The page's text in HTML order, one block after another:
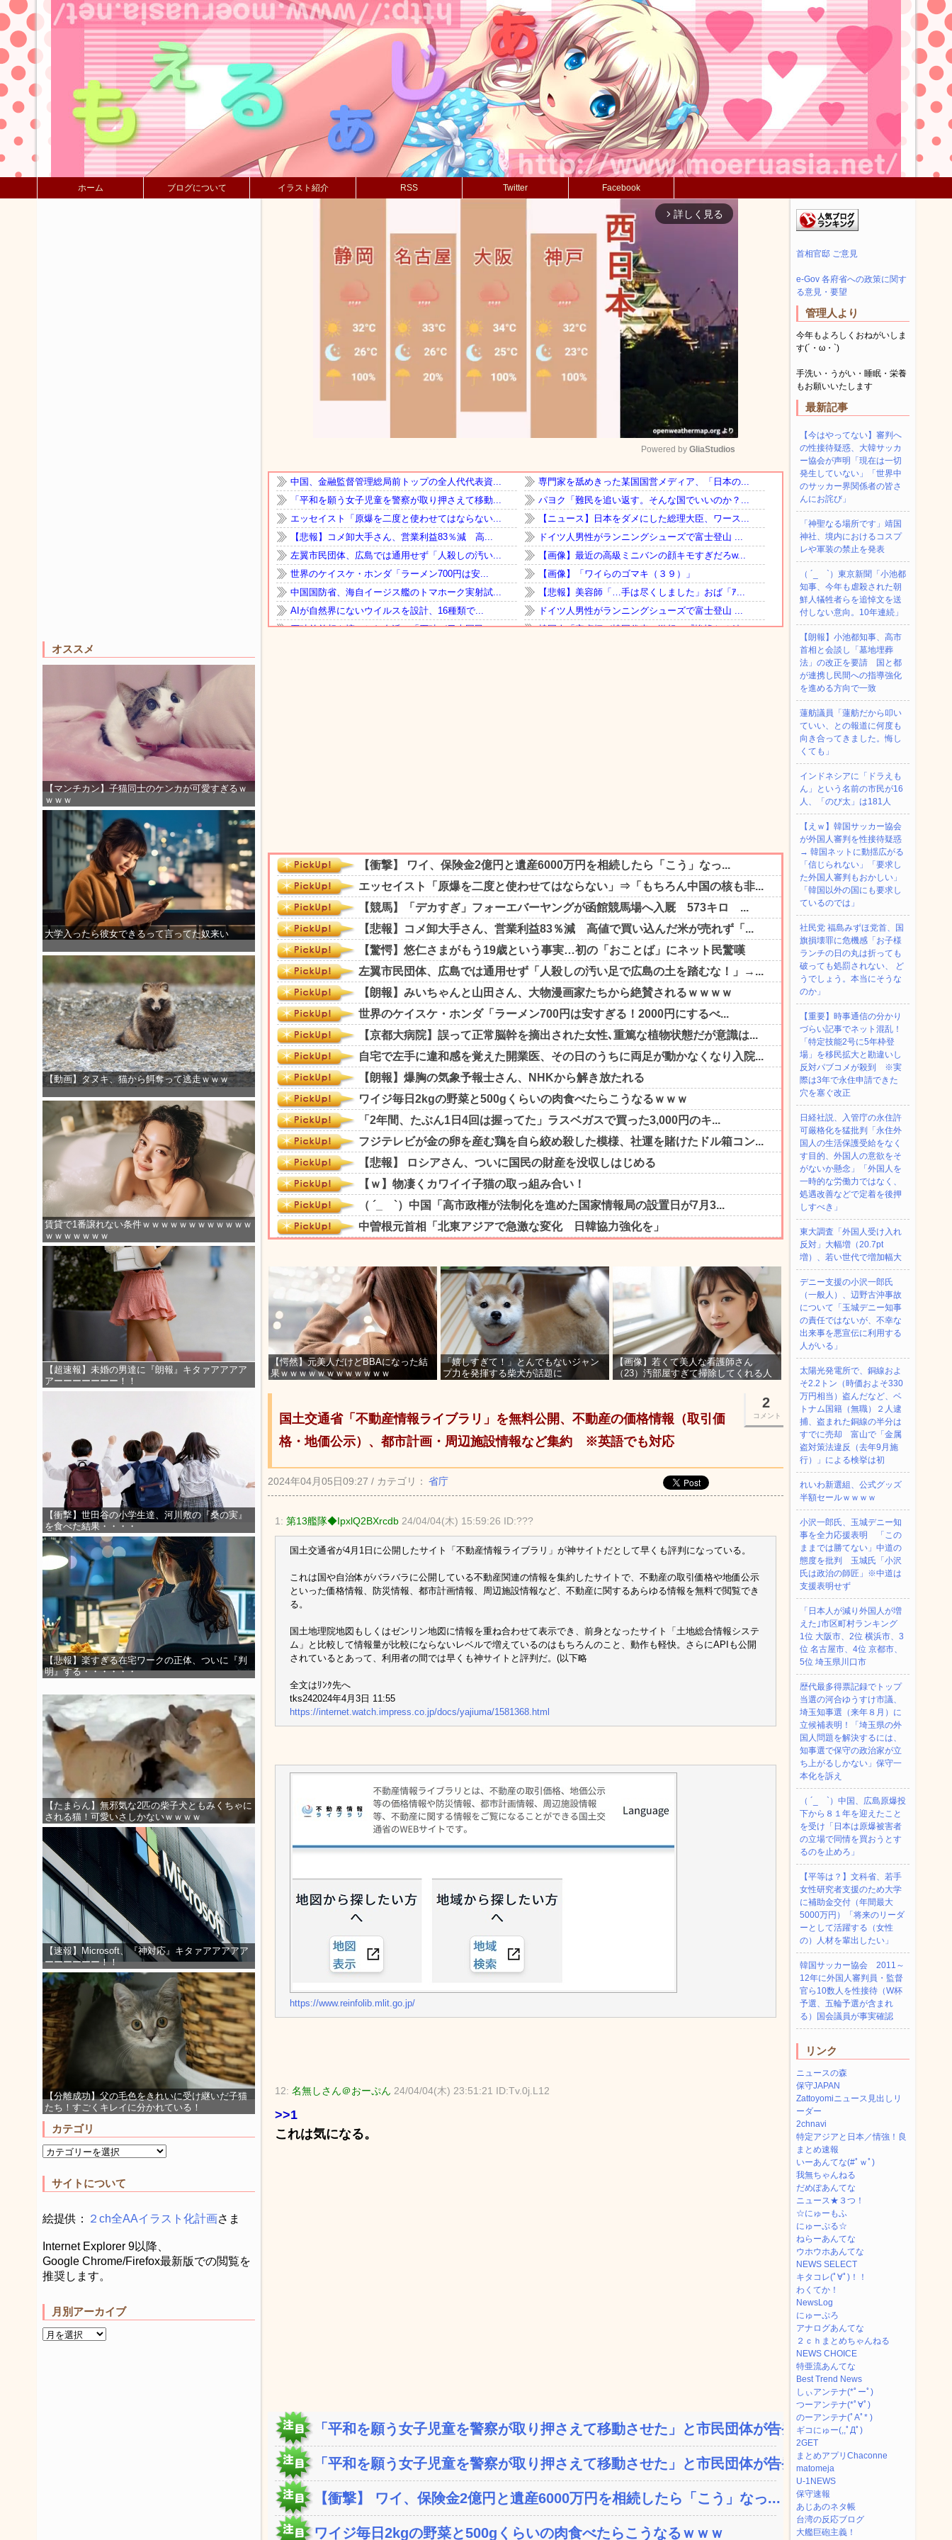
ホーム ブログについて イラスト紹介 RSS Twitter Facebook
オススメ
【マンチカン】子猫同士のケンカが可愛すぎるｗ
ｗｗｗ
大学入ったら彼女できるって言ってた奴来い
【動画】タヌキ、猫から餌奪って逃走ｗｗｗ
賃貸で1番譲れない条件ｗｗｗｗｗｗｗｗｗｗｗｗ
ｗｗｗｗｗｗｗ
【超速報】未婚の男達に『朗報』キタァアアアア
アーーーーーーー！！
【衝撃】世田谷の小学生達、河川敷の『桑の実』
を食べた結果・・・・
【悲報】楽すぎる在宅ワークの正体、ついに『判
明』する・・・・・・
【たまらん】無邪気な2匹の柴子犬ともみくちゃに
される猫！可愛いさしかないｗｗｗｗ
【速報】Microsoft、『神対応』キタァアアアアア
ーーーーーー！！
【分離成功】父の毛色をきれいに受け継いだ子猫
たち！すごくキレイに分かれている！
カテゴリ
サイトについて
絵提供： ２ch全AAイラスト化計画さま
Internet Explorer 9以降、
Google Chrome/Firefox最新版での閲覧を
推奨します。
月別アーカイブ
arrow_forward_ios 詳しく見る
Mute
Powered by GliaStudios
【愕然】元美人だけどBBAになった結
果ｗｗｗｗｗｗｗｗｗｗｗｗ
「嬉しすぎて！」とんでもないジャン
プ力を発揮する柴犬が話題に
【画像】若くて美人な看護師さん
（23）汚部屋すぎて掃除してくれる人
2
コメント
国土交通省「不動産情報ライブラリ」を無料公開、不動産の価格情報（取引価
格・地価公示）、都市計画・周辺施設情報など集約 ※英語でも対応
2024年04月05日09:27 / カテゴリ： 省庁
1: 第13艦隊◆IpxlQ2BXrcdb 24/04/04(木) 15:59:26 ID:???
国土交通省が4月1日に公開したサイト「不動産情報ライブラリ」が神サイトだとして早くも評判になっている。
これは国や自治体がバラバラに公開している不動産関連の情報を集約したサイトで、不動産の取引価格や地価公示
といった価格情報、防災情報、都市計画情報、周辺施設情報など、不動産に関するあらゆる情報を無料で閲覧でき
る。
国土地理院地図もしくはゼンリン地図に情報を重ね合わせて表示でき、前身となったサイト「土地総合情報システ
ム」と比較して情報量が比較にならないレベルで増えているのはもちろんのこと、動作も軽快。さらにAPIも公開
されているとあって、利用者の間では早くも神サイトと評判だ。(以下略
全文はﾘﾝｸ先へ
tks242024年4月3日 11:55
https://internet.watch.impress.co.jp/docs/yajiuma/1581368.html
https://www.reinfolib.mlit.go.jp/
12: 名無しさん＠おーぷん 24/04/04(木) 23:51:21 ID:Tv.0j.L12
>>1
これは気になる。
「平和を願う女子児童を警察が取り押さえて移動させた」と市民団体が告発、...
「平和を願う女子児童を警察が取り押さえて移動させた」と市民団体が告発、...
【衝撃】 ワイ、保険金2億円と遺産6000万円を相続したら「こう」なっ...
ワイジ毎日2kgの野菜と500gくらいの肉食べたらこうなるｗｗｗ
首相官邸 ご意見
e-Gov 各府省への政策に関す
る意見・要望
管理人より
今年もよろしくおねがいしま
す(´・ω・`)
手洗い・うがい・睡眠・栄養
もお願いいたします
最新記事
【今はやってない】審判へ
の性接待疑惑、大韓サッカ
ー協会が声明「現在は一切
発生していない」「世界中
のサッカー界関係者の皆さ
んにお詫び」
「神聖なる場所です」靖国
神社、境内におけるコスプ
レや軍装の禁止を発表
（ ´_ゝ`）東京新聞「小池都
知事、今年も虐殺された朝
鮮人犠牲者らを追悼文を送
付しない意向。10年連続」
【朗報】小池都知事、高市
首相と会談し「墓地埋葬
法」の改正を要請 国と都
が連携し民間への指導強化
を進める方向で一致
蓮舫議員「蓮舫だから叩い
ていい、との報道に何度も
向き合ってきました。悔し
くても」
インドネシアに「ドラえも
ん」という名前の市民が16
人、「のび太」は181人
【えｗ】韓国サッカー協会
が外国人審判を性接待疑惑
→ 韓国ネットに動揺広がる
「信じられない」「要求し
た外国人審判もおかしい」
「韓国以外の国にも要求し
ているのでは」
社民党 福島みずほ党首、国
旗損壊罪に危機感「お子様
ランチの日の丸は折っても
破っても処罰されない、 ど
うでしょう。本当にそうな
のか」
【重要】時事通信の分かり
づらい記事でネット混乱！
「特定技能2号に5年枠登
場」を移民拡大と勘違いし
反対パブコメが殺到 ※実
際は3年で永住申請できた
穴を塞ぐ改正
日経社説、入管庁の永住許
可厳格化を猛批判「永住外
国人の生活保護受給をなく
す目的、外国人の意欲をそ
がないか懸念」「外国人を
一時的な労働力ではなく、
処遇改善などで定着を後押
しすべき」
東大調査「外国人受け入れ
反対」大幅増（20.7pt
増）、若い世代で増加幅大
デニー支援の小沢一郎氏
（一般人）、辺野古沖事故
について「玉城デニー知事
の責任ではないが、不幸な
出来事を悪宣伝に利用する
人がいる」
太陽光発電所で、銅線およ
そ2.2トン（時価およそ330
万円相当）盗んだなど、ベ
トナム国籍（無職）２人逮
捕、盗まれた銅線の半分は
すでに売却 富山で「金属
盗対策法違反（去年9月施
行）」による検挙は初
れいわ新選組、公式グッズ
半額セールｗｗｗｗ
小沢一郎氏、玉城デニー知
事を全力応援表明 「この
ままでは勝てない」中道の
態度を批判 玉城氏「小沢
氏は政治の師匠」※中道は
支援表明せず
「日本人が減り外国人が増
えた｣市区町村ランキング
1位 大阪市、2位 横浜市、3
位 名古屋市、4位 京都市、
5位 埼玉県川口市
歴代最多得票記録でトップ
当選の河合ゆうすけ市議、
埼玉知事選（来年８月）に
立候補表明！「埼玉県の外
国人問題を解決するには、
知事選で保守の政治家が立
ち上がるしかない」保守一
本化を訴え
（ ´_ゝ`）中国、広島原爆投
下から８１年を迎えたこと
を受け「日本は原爆被害者
の立場で同情を買おうとす
るのを止めろ」
【平等は？】文科省、若手
女性研究者支援のため大学
に補助金交付（年間最大
5000万円）「将来のリーダ
ーとして活躍する（女性
の）人材を輩出したい」
韓国サッカー協会 2011～
12年に外国人審判員・監督
官ら10数人を性接待（W杯
予選、五輪予選が含まれ
る）国会議員が事実確認
リンク
ニュースの森
保守JAPAN
Zattoyomiニュース見出しリ
ーダー
2chnavi
特定アジアと日本／情強！良
まとめ速報
いーあんてな(#ﾟｗﾟ)
我無ちゃんねる
だめぽあんてな
ニュース★３つ！
☆にゅーもふ
にゅーぷる☆
ねらーあんてな
ウホウホあんてな
NEWS SELECT
キタコレ(ﾟ∀ﾟ)！！
わくてか！
NewsLog
にゅーぷろ
アナログあんてな
２ｃｈまとめちゃんねる
NEWS CHOICE
特亜流あんてな
Best Trend News
しぃアンテナ(*ﾟーﾟ)
つーアンテナ(*ﾟ∀ﾟ)
のーアンテナ(ﾟAﾟ* )
ギコにゅー(,,ﾟДﾟ)
2GET
まとめアプリChaconne
matomeja
U-1NEWS
保守速報
あじあのネタ帳
台湾の反応ブログ
大艦巨砲主義！